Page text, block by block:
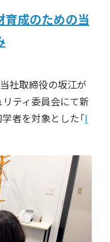
育成のための当
当社取締役の坂江が
ティ委員会にて新
者を対象とした「I